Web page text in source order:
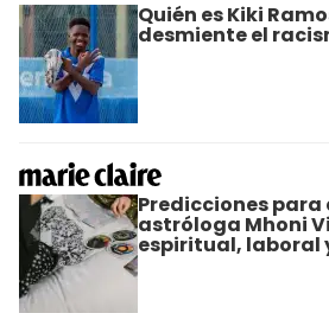
Quién es Kiki
desmiente el
Predicciones
astróloga Mhoni
espiritual, laboral